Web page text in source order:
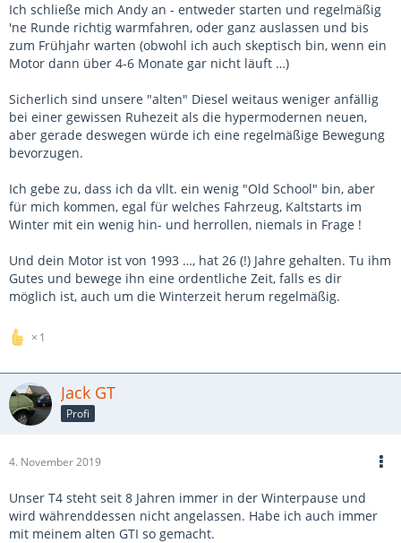
Ich schließe mich Andy an - entweder starten und regelmäßig
'ne Runde richtig warmfahren, oder ganz auslassen und bis
zum Frühjahr warten (obwohl ich auch skeptisch bin, wenn ein
Motor dann über 4-6 Monate gar nicht läuft …)
Sicherlich sind unsere "alten" Diesel weitaus weniger anfällig
bei einer gewissen Ruhezeit als die hypermodernen neuen,
aber gerade deswegen würde ich eine regelmäßige Bewegung
bevorzugen.
Ich gebe zu, dass ich da vllt. ein wenig "Old School" bin, aber
für mich kommen, egal für welches Fahrzeug, Kaltstarts im
Winter mit ein wenig hin- und herrollen, niemals in Frage !
Und dein Motor ist von 1993 …, hat 26 (!) Jahre gehalten. Tu ihm
Gutes und bewege ihn eine ordentliche Zeit, falls es dir
möglich ist, auch um die Winterzeit herum regelmäßig.
1
Jack GT
Profi
4. November 2019
Unser T4 steht seit 8 Jahren immer in der Winterpause und
wird währenddessen nicht angelassen. Habe ich auch immer
mit meinem alten GTI so gemacht.